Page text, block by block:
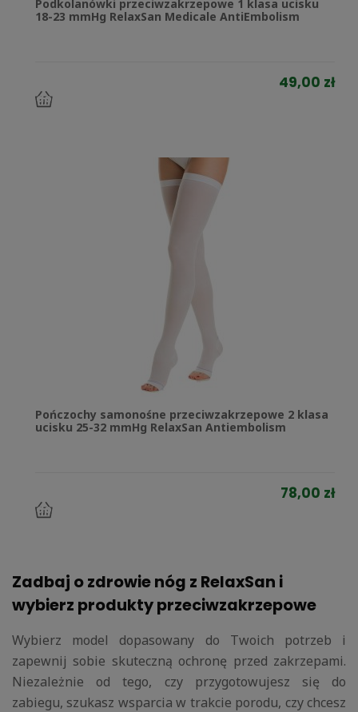
Podkolanówki przeciwzakrzepowe 1 klasa ucisku
18-23 mmHg RelaxSan Medicale AntiEmbolism
49,00 zł
do
Pończochy samonośne przeciwzakrzepowe 2 klasa
ucisku 25-32 mmHg RelaxSan Antiembolism
78,00 zł
do
Zadbaj o zdrowie nóg z RelaxSan i
wybierz produkty przeciwzakrzepowe
Wybierz model dopasowany do Twoich potrzeb i
zapewnij sobie skuteczną ochronę przed zakrzepami.
Niezależnie od tego, czy przygotowujesz się do
zabiegu, szukasz wsparcia w trakcie porodu, czy chcesz